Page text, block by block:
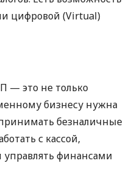
цифровой (Virtual)
— это не только
бизнесу нужна
безналичные
с кассой,
управлять финансами